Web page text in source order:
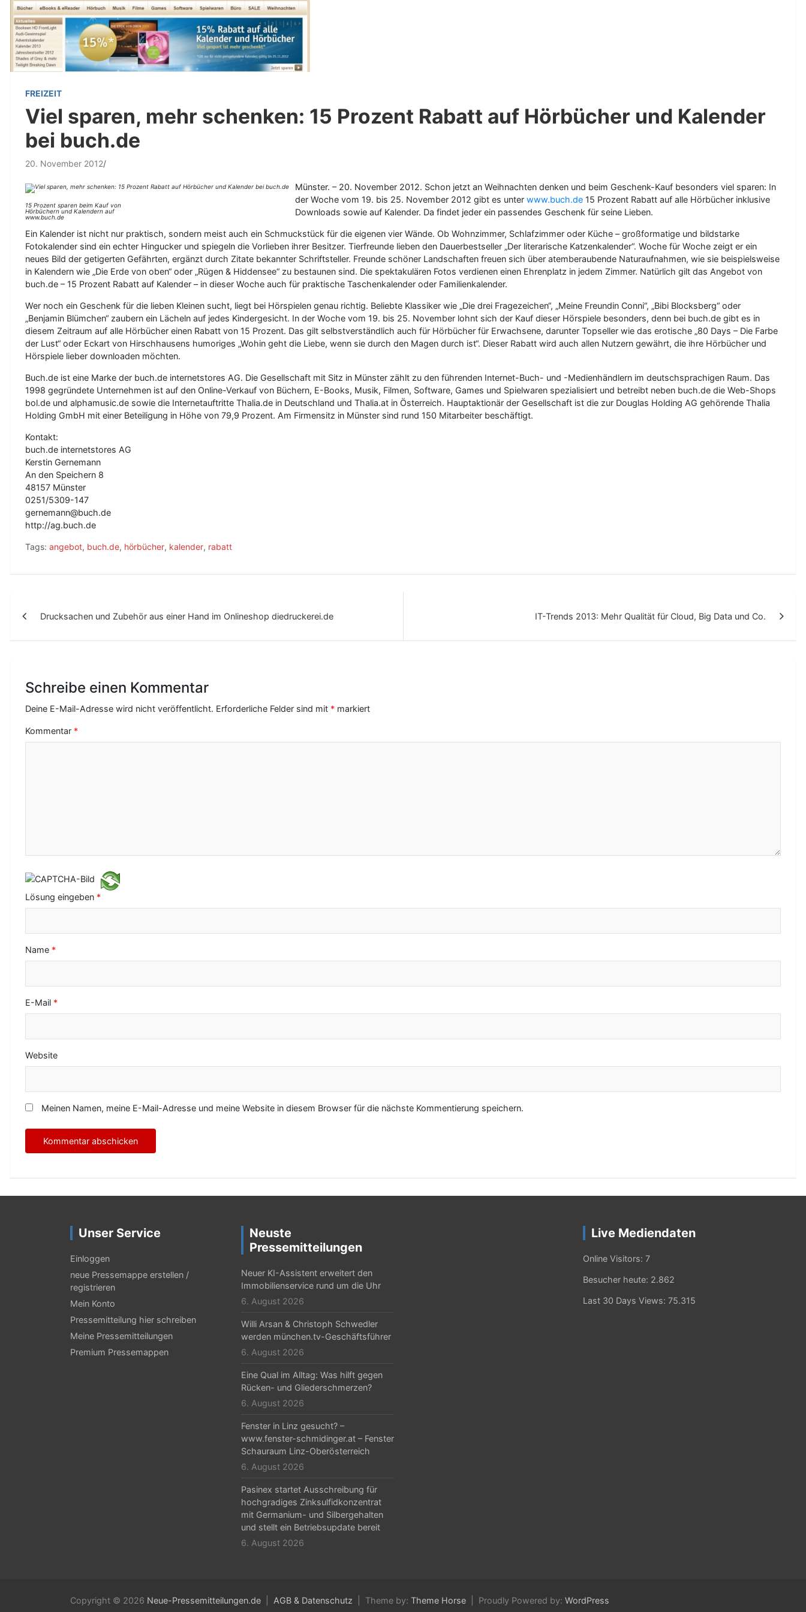
FREIZEIT
Viel sparen, mehr schenken: 15 Prozent Rabatt auf Hörbücher und Kalender
bei buch.de
20. November 2012
15 Prozent sparen beim Kauf von
Hörbüchern und Kalendern auf
www.buch.de
Münster. – 20. November 2012. Schon jetzt an Weihnachten denken und beim Geschenk-Kauf besonders viel sparen: In
der Woche vom 19. bis 25. November 2012 gibt es unter www.buch.de 15 Prozent Rabatt auf alle Hörbücher inklusive
Downloads sowie auf Kalender. Da findet jeder ein passendes Geschenk für seine Lieben.
Ein Kalender ist nicht nur praktisch, sondern meist auch ein Schmuckstück für die eigenen vier Wände. Ob Wohnzimmer, Schlafzimmer oder Küche – großformatige und bildstarke
Fotokalender sind ein echter Hingucker und spiegeln die Vorlieben ihrer Besitzer. Tierfreunde lieben den Dauerbestseller „Der literarische Katzenkalender“. Woche für Woche zeigt er ein
neues Bild der getigerten Gefährten, ergänzt durch Zitate bekannter Schriftsteller. Freunde schöner Landschaften freuen sich über atemberaubende Naturaufnahmen, wie sie beispielsweise
in Kalendern wie „Die Erde von oben“ oder „Rügen & Hiddensee“ zu bestaunen sind. Die spektakulären Fotos verdienen einen Ehrenplatz in jedem Zimmer. Natürlich gilt das Angebot von
buch.de – 15 Prozent Rabatt auf Kalender – in dieser Woche auch für praktische Taschenkalender oder Familienkalender.
Wer noch ein Geschenk für die lieben Kleinen sucht, liegt bei Hörspielen genau richtig. Beliebte Klassiker wie „Die drei Fragezeichen“, „Meine Freundin Conni“, „Bibi Blocksberg“ oder
„Benjamin Blümchen“ zaubern ein Lächeln auf jedes Kindergesicht. In der Woche vom 19. bis 25. November lohnt sich der Kauf dieser Hörspiele besonders, denn bei buch.de gibt es in
diesem Zeitraum auf alle Hörbücher einen Rabatt von 15 Prozent. Das gilt selbstverständlich auch für Hörbücher für Erwachsene, darunter Topseller wie das erotische „80 Days – Die Farbe
der Lust“ oder Eckart von Hirschhausens humoriges „Wohin geht die Liebe, wenn sie durch den Magen durch ist“. Dieser Rabatt wird auch allen Nutzern gewährt, die ihre Hörbücher und
Hörspiele lieber downloaden möchten.
Buch.de ist eine Marke der buch.de internetstores AG. Die Gesellschaft mit Sitz in Münster zählt zu den führenden Internet-Buch- und -Medienhändlern im deutschsprachigen Raum. Das
1998 gegründete Unternehmen ist auf den Online-Verkauf von Büchern, E-Books, Musik, Filmen, Software, Games und Spielwaren spezialisiert und betreibt neben buch.de die Web-Shops
bol.de und alphamusic.de sowie die Internetauftritte Thalia.de in Deutschland und Thalia.at in Österreich. Hauptaktionär der Gesellschaft ist die zur Douglas Holding AG gehörende Thalia
Holding GmbH mit einer Beteiligung in Höhe von 79,9 Prozent. Am Firmensitz in Münster sind rund 150 Mitarbeiter beschäftigt.
Kontakt:
buch.de internetstores AG
Kerstin Gernemann
An den Speichern 8
48157 Münster
0251/5309-147
gernemann@buch.de
http://ag.buch.de
Tags: angebot, buch.de, hörbücher, kalender, rabatt
i
Drucksachen und Zubehör aus einer Hand im Onlineshop diedruckerei.de IT-Trends 2013: Mehr Qualität für Cloud, Big Data und Co.
Schreibe einen Kommentar
Deine E-Mail-Adresse wird nicht veröffentlicht. Erforderliche Felder sind mit * markiert
Kommentar *
Lösung eingeben *
Name *
E-Mail *
Website
Meinen Namen, meine E-Mail-Adresse und meine Website in diesem Browser für die nächste Kommentierung speichern.
Unser Service
Einloggen
neue Pressemappe erstellen /
registrieren
Mein Konto
Pressemitteilung hier schreiben
Meine Pressemitteilungen
Premium Pressemappen
Neuste
Pressemitteilungen
Neuer KI-Assistent erweitert den
Immobilienservice rund um die Uhr
6. August 2026
Willi Arsan & Christoph Schwedler
werden münchen.tv-Geschäftsführer
6. August 2026
Eine Qual im Alltag: Was hilft gegen
Rücken- und Gliederschmerzen?
6. August 2026
Fenster in Linz gesucht? –
www.fenster-schmidinger.at – Fenster
Schauraum Linz-Oberösterreich
6. August 2026
Pasinex startet Ausschreibung für
hochgradiges Zinksulfidkonzentrat
mit Germanium- und Silbergehalten
und stellt ein Betriebsupdate bereit
6. August 2026
Live Mediendaten
Online Visitors: 7
Besucher heute: 2.862
Last 30 Days Views: 75.315
Copyright © 2026 Neue-Pressemitteilungen.de AGB & Datenschutz Theme by: Theme Horse Proudly Powered by: WordPress